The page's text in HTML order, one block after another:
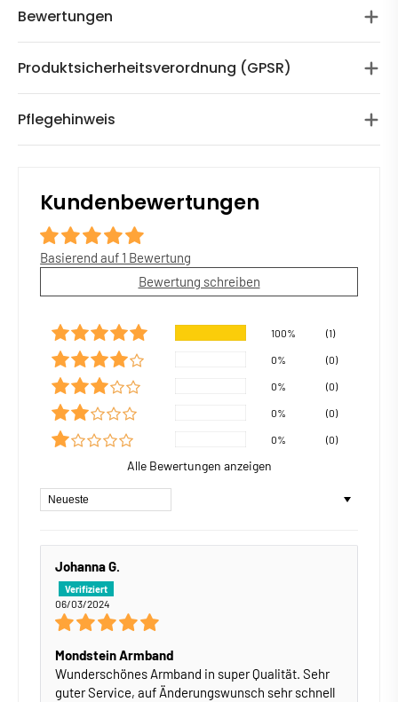
Bewertungen
Produktsicherheitsverordnung (GPSR)
Pflegehinweis
Kundenbewertungen
Basierend auf 1 Bewertung
Bewertung schreiben
100% (1)
0% (0)
0% (0)
0% (0)
0% (0)
Alle Bewertungen anzeigen
Sort by
Johanna G.
06/03/2024
Mondstein Armband
Wunderschönes Armband in super Qualität. Sehr
guter Service, auf Änderungswunsch sehr schnell